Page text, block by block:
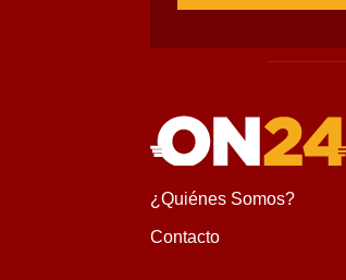
¿Quiénes Somos?
Contacto